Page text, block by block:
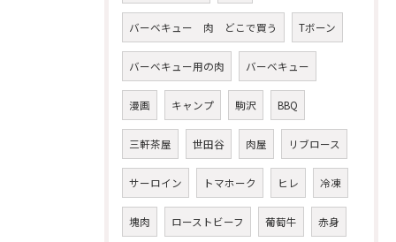
バーベキュー 肉 どこで買う Tボーン
バーベキュー用の肉 バーベキュー
漫画 キャンプ 駒沢 BBQ
三軒茶屋 世田谷 肉屋 リブロース
サーロイン トマホーク ヒレ 冷凍
塊肉 ローストビーフ 葡萄牛 赤身